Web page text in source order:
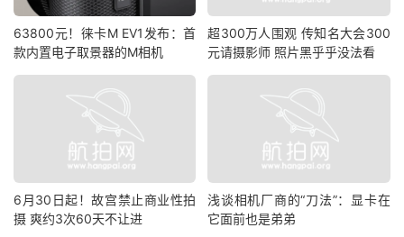
63800元！徕卡M EV1发布：首
款内置电子取景器的M相机
超300万人围观 传知名大会300
元请摄影师 照片黑乎乎没法看
6月30日起！故宫禁止商业性拍
摄 爽约3次60天不让进
浅谈相机厂商的“刀法”：显卡在
它面前也是弟弟